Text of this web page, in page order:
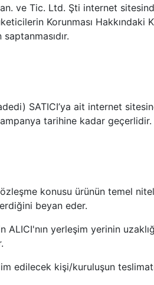
ve Tic. Ltd. Şti internet
Korunması
SATICI’ya ait internet
tarihine kadar geçerlidir.
konusu ürünün temel
beyan eder.
yerleşim yerinin
edilecek kişi/kuruluşun